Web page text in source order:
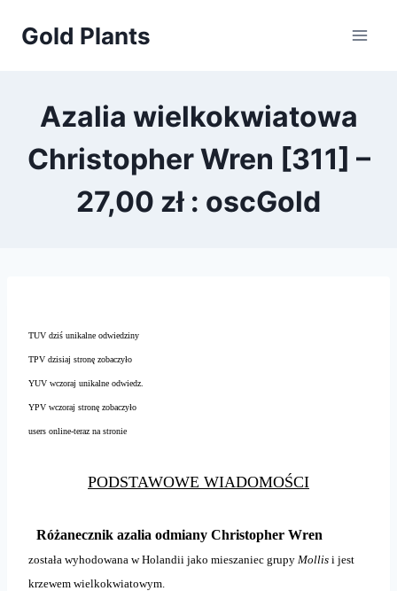
Gold Plants
Azalia wielkokwiatowa
Christopher Wren [311] –
27,00 zł : oscGold
TUV dziś unikalne odwiedziny
TPV dzisiaj stronę zobaczyło
YUV wczoraj unikalne odwiedz.
YPV wczoraj stronę zobaczyło
users online-teraz na stronie
PODSTAWOWE WIADOMOŚCI
Różanecznik azalia odmiany Christopher Wren
została wyhodowana w Holandii jako mieszaniec grupy Mollis i jest
krzewem wielkokwiatowym.